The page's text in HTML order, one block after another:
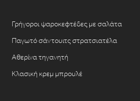
Γρήγοροι ψαροκεφτέδες με σαλάτα
Παγωτό σάντουιτς στρατσιατέλα
Αθερίνα τηγανητή
Κλασική κρεμ μπρουλέ